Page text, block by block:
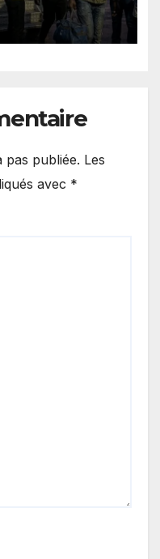
de Rabat
pas publiée. Les
avec *